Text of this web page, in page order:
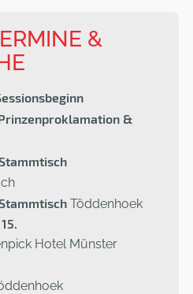
&
&
Töddenhoek
Hotel Münster